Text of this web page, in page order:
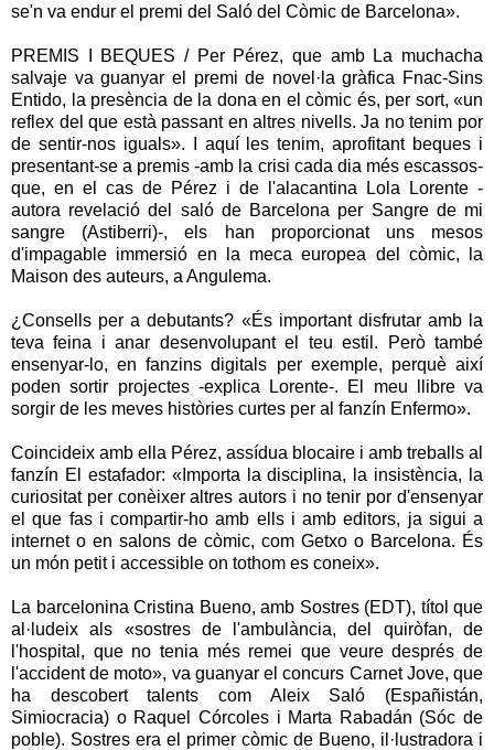
se'n va endur el premi del Saló del Còmic de Barcelona».
PREMIS I BEQUES / Per Pérez, que amb La muchacha
salvaje va guanyar el premi de novel·la gràfica Fnac-Sins
Entido, la presència de la dona en el còmic és, per sort, «un
reflex del que està passant en altres nivells. Ja no tenim por
de sentir-nos iguals». I aquí les tenim, aprofitant beques i
presentant-se a premis -amb la crisi cada dia més escassos-
que, en el cas de Pérez i de l'alacantina Lola Lorente -
autora revelació del saló de Barcelona per Sangre de mi
sangre (Astiberri)-, els han proporcionat uns mesos
d'impagable immersió en la meca europea del còmic, la
Maison des auteurs, a Angulema.
¿Consells per a debutants? «És important disfrutar amb la
teva feina i anar desenvolupant el teu estil. Però també
ensenyar-lo, en fanzins digitals per exemple, perquè així
poden sortir projectes -explica Lorente-. El meu llibre va
sorgir de les meves històries curtes per al fanzín Enfermo».
Coincideix amb ella Pérez, assídua blocaire i amb treballs al
fanzín El estafador: «Importa la disciplina, la insistència, la
curiositat per conèixer altres autors i no tenir por d'ensenyar
el que fas i compartir-ho amb ells i amb editors, ja sigui a
internet o en salons de còmic, com Getxo o Barcelona. És
un món petit i accessible on tothom es coneix».
La barcelonina Cristina Bueno, amb Sostres (EDT), títol que
al·ludeix als «sostres de l'ambulància, del quiròfan, de
l'hospital, que no tenia més remei que veure després de
l'accident de moto», va guanyar el concurs Carnet Jove, que
ha descobert talents com Aleix Saló (Españistán,
Simiocracia) o Raquel Córcoles i Marta Rabadán (Sóc de
poble). Sostres era el primer còmic de Bueno, il·lustradora i